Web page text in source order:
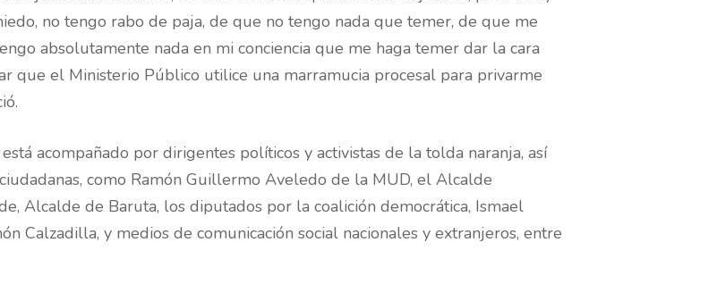
no tengo rabo de paja, de que no tengo nada que temer, de que me
absolutamente nada en mi conciencia que me haga temer dar la cara
que el Ministerio Público utilice una marramucia procesal para privarme
acompañado por dirigentes políticos y activistas de la tolda naranja, así
como Ramón Guillermo Aveledo de la MUD, el Alcalde
Alcalde de Baruta, los diputados por la coalición democrática, Ismael
Calzadilla, y medios de comunicación social nacionales y extranjeros, entre